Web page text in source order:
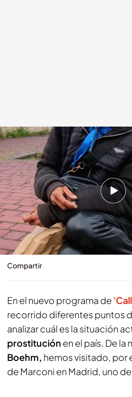
El desgarrador relato de una prostituta en
Callejeros
05 NOV 2025 - 23:59h.
Una prostituta nos cuenta
trabajar en la calle a estar
gana al mes: "Se
Compartir
En el nuevo programa de
recorrido diferentes puntos
analizar cuál es la situación
prostitución en el país. De la
Boehm, hemos visitado, por
de Marconi en Madrid, uno